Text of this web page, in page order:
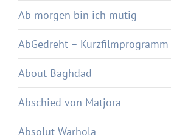
Ab morgen bin ich mutig
AbGedreht – Kurzfilmprogramm
About Baghdad
Abschied von Matjora
Absolut Warhola